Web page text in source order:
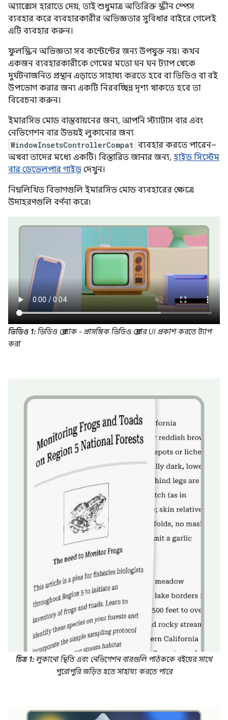
অ্যাক্সেস হারাতে দেয়, তাই শুধুমাত্র অতিরিক্ত স্ক্রীন স্পেস
ব্যবহার করে ব্যবহারকারীর অভিজ্ঞতার সুবিধার বাইরে গেলেই
এটি ব্যবহার করুন।
ফুলস্ক্রিন অভিজ্ঞতা সব কন্টেন্টের জন্য উপযুক্ত নয়। কখন
একজন ব্যবহারকারীকে গেমের মতো ঘন ঘন ট্যাপ থেকে
দুর্ঘটনাজনিত প্রস্থান এড়াতে সাহায্য করতে হবে বা ভিডিও বা বই
উপভোগ করার জন্য একটি নিরবচ্ছিন্ন দৃশ্য থাকতে হবে তা
বিবেচনা করুন।
ইমারসিভ মোড বাস্তবায়নের জন্য, আপনি স্ট্যাটাস বার এবং
নেভিগেশন বার উভয়ই লুকানোর জন্য
WindowInsetsControllerCompat ব্যবহার করতে পারেন–
অথবা তাদের মধ্যে একটি। বিস্তারিত জানার জন্য, হাইড সিস্টেম
বার ডেভেলপার গাইড দেখুন।
নিম্নলিখিত বিভাগগুলি ইমারসিভ মোড ব্যবহারের ক্ষেত্রে
উদাহরণগুলি বর্ণনা করে৷
ভিডিও 1: ভিডিও প্লেব্যাক - প্রাসঙ্গিক ভিডিও প্লেয়ার UI প্রকাশ করতে ট্যাপ
করা
চিত্র 1: লুকানো স্থিতি এবং নেভিগেশন বারগুলি পাঠককে বইয়ের সাথে
পুরোপুরি জড়িত হতে সাহায্য করতে পারে